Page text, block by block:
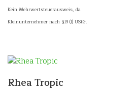
Kein Mehrwertsteuerausweis, da
Kleinunternehmer nach §19 (1) UStG.
Rhea Tropic